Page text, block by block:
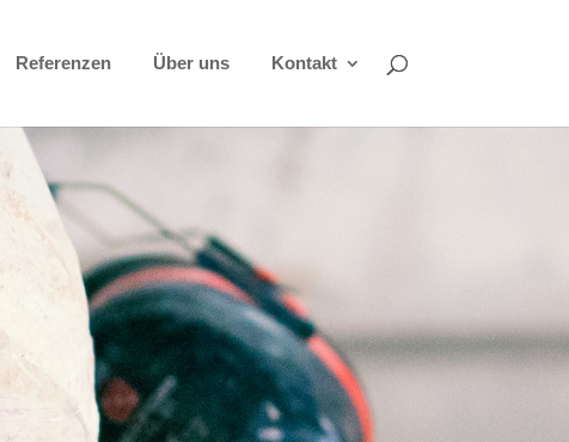
Referenzen Über uns Kontakt